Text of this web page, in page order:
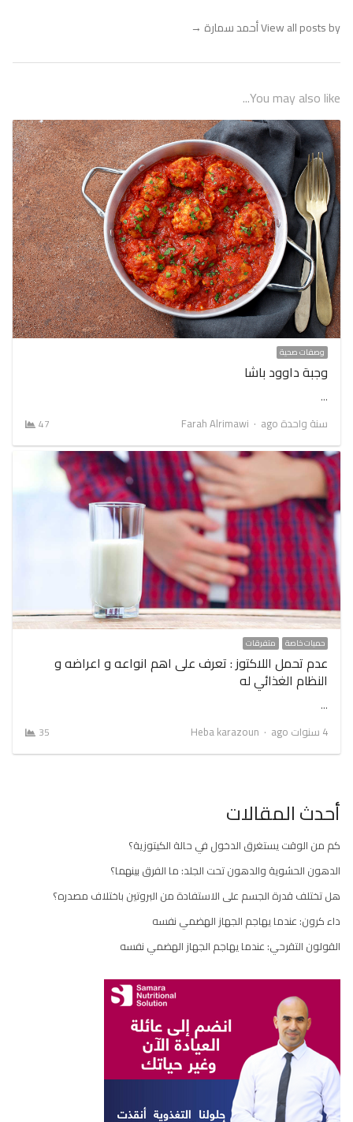
View all posts by أحمد سمارة →
You may also like...
وصفات صحية
وجبة داوود باشا
…
سنة واحدة ago
Author
Farah Alrimawi
47
حميات خاصة متفرقات
عدم تحمل اللاكتوز : تعرف على اهم انواعه و اعراضه و
النظام الغذائي له
…
4 سنوات ago
Author
Heba karazoun
35
أحدث المقالات
كم من الوقت يستغرق الدخول في حالة الكيتوزية؟
الدهون الحشوية والدهون تحت الجلد: ما الفرق بينهما؟
هل تختلف قدرة الجسم على الاستفادة من البروتين باختلاف مصدره؟
داء كرون: عندما يهاجم الجهاز الهضمي نفسه
القولون التقرحي: عندما يهاجم الجهاز الهضمي نفسه